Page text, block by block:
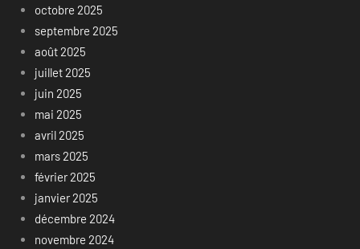
octobre 2025
septembre 2025
août 2025
juillet 2025
juin 2025
mai 2025
avril 2025
mars 2025
février 2025
janvier 2025
décembre 2024
novembre 2024